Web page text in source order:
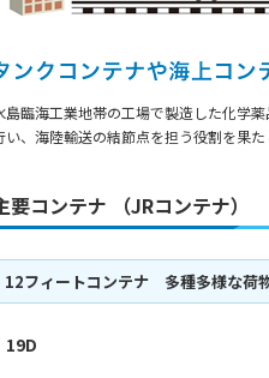
島臨海工業地帯の工場で製造した化学
い、海陸輸送の結節点を担う役割を果
要コンテナ （JRコンテナ）
12フィートコンテナ 多種多様な荷
19D